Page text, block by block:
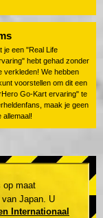
je een "Real Life
hebt gehad zonder
verkleden! We hebben
voorstellen om dit een
Go-Kart ervaring" te
maak je geen
allemaal!
op maat
Japan. U
Internationaal